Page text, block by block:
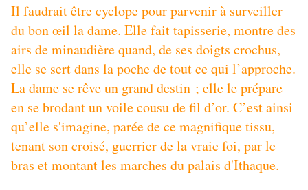
Il faudrait être cyclope pour parvenir à surveiller
du bon œil la dame. Elle fait tapisserie, montre des
airs de minaudière quand, de ses doigts crochus,
elle se sert dans la poche de tout ce qui l’approche.
La dame se rêve un grand destin ; elle le prépare
en se brodant un voile cousu de fil d’or. C’est ainsi
qu’elle s'imagine, parée de ce magnifique tissu,
tenant son croisé, guerrier de la vraie foi, par le
bras et montant les marches du palais d'Ithaque.